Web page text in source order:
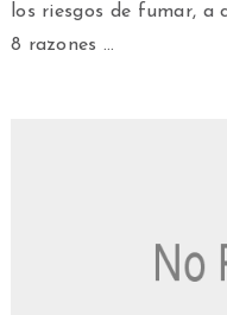
los riesgos de fumar,
8 razones …